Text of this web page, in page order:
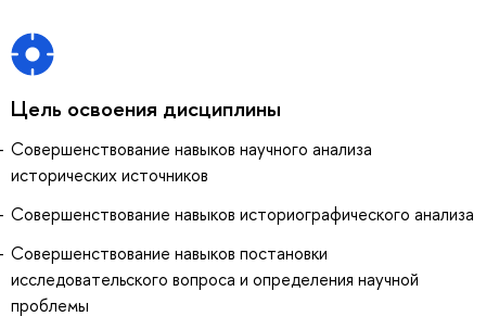
Цель освоения дисциплины
Совершенствование навыков научного анализа
исторических источников
Совершенствование навыков историографического анализа
Совершенствование навыков постановки
исследовательского вопроса и определения научной
проблемы